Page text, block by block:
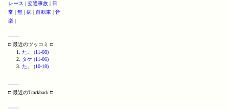
レース | 交通事故 | 日
常 | 無 | 病 | 自転車 | 音
楽 |
□ 最近のツッコミ □
た。 (11-08)
タケ (11-06)
た。 (10-18)
□ 最近のTrackback □